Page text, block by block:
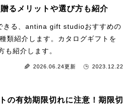
るメリットや選び方も紹介
きる、antina gift studioおすすめの
類紹介します。カタログギフトを
も紹介します。
2026.06.24更新 2023.12.22
の有効期限切れに注意！期限切